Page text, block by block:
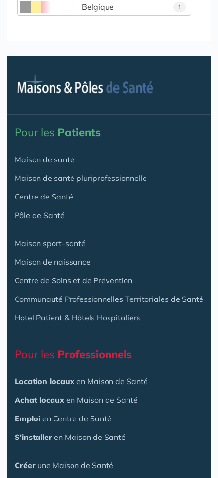
Belgique 1
Pour les Patients
Maison de santé
Maison de santé pluriprofessionnelle
Centre de Santé
Pôle de Santé
Maison sport-santé
Maison de naissance
Centre de Soins et de Prévention
Communauté Professionnelles Territoriales de Santé
Hotel Patient & Hôtels Hospitaliers
Pour les Professionnels
Location locaux en Maison de Santé
Achat locaux en Maison de Santé
Emploi en Centre de Santé
S'installer en Maison de Santé
Créer une Maison de Santé